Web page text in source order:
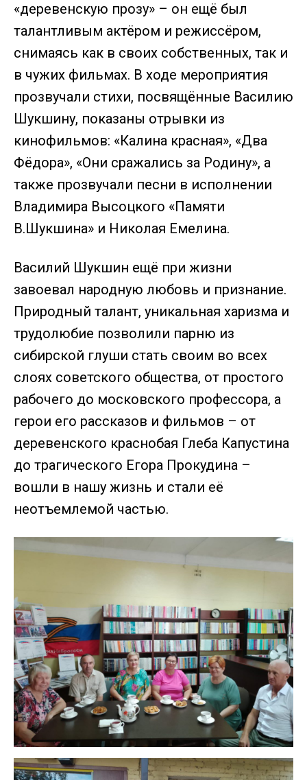
«деревенскую прозу» – он ещё был
талантливым актёром и режиссёром,
снимаясь как в своих собственных, так и
в чужих фильмах. В ходе мероприятия
прозвучали стихи, посвящённые Василию
Шукшину, показаны отрывки из
кинофильмов: «Калина красная», «Два
Фёдора», «Они сражались за Родину», а
также прозвучали песни в исполнении
Владимира Высоцкого «Памяти
В.Шукшина» и Николая Емелина.
Василий Шукшин ещё при жизни
завоевал народную любовь и признание.
Природный талант, уникальная харизма и
трудолюбие позволили парню из
сибирской глуши стать своим во всех
слоях советского общества, от простого
рабочего до московского профессора, а
герои его рассказов и фильмов – от
деревенского краснобая Глеба Капустина
до трагического Егора Прокудина –
вошли в нашу жизнь и стали её
неотъемлемой частью.